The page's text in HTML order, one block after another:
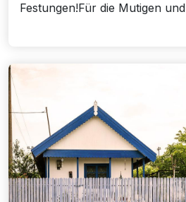
Festungen!Für die Mutigen